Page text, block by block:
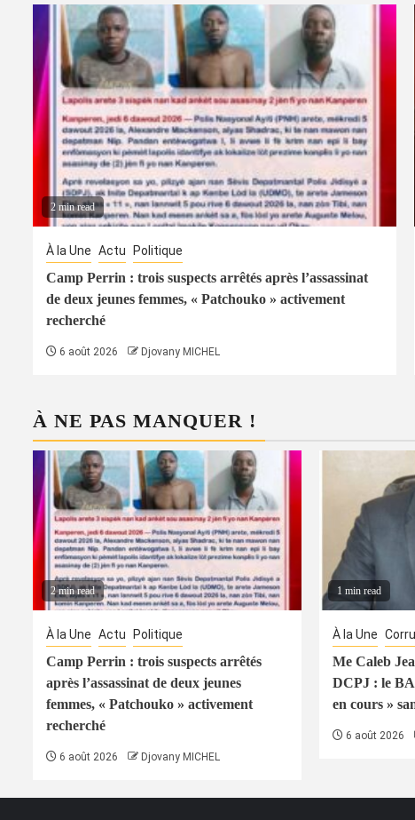
2 min read
À la Une Actu Politique
Camp Perrin : trois suspects arrêtés après l’assassinat
de deux jeunes femmes, « Patchouko » activement
recherché
6 août 2026 Djovany MICHEL
À NE PAS MANQUER !
2 min read
À la Une Actu Politique
Camp Perrin : trois suspects arrêtés
après l’assassinat de deux jeunes
femmes, « Patchouko » activement
recherché
6 août 2026 Djovany MICHEL
1 min read
À la Une
Me Caleb
DCPJ : le
en cours »
6 août 2026